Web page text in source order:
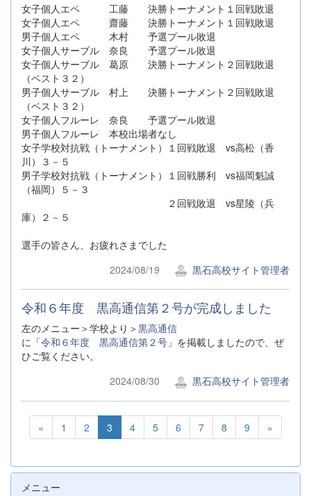
女子個人エペ 工藤 決勝トーナメント１回戦敗退
女子個人エペ 齋藤 決勝トーナメント１回戦敗退
男子個人エペ 木村 予選プール敗退
女子個人サーブル 奈良 予選プール敗退
女子個人サーブル 葛原 決勝トーナメント２回戦敗退
（ベスト３２）
男子個人サーブル 村上 決勝トーナメント２回戦敗退
（ベスト３２）
女子個人フルーレ 奈良 予選プール敗退
男子個人フルーレ 本校出場者なし
女子学校対抗戦（トーナメント）１回戦敗退 vs高松（香
川）３－５
男子学校対抗戦（トーナメント）１回戦勝利 vs福岡魁誠
（福岡）５－３
２回戦敗退 vs星陵（兵
庫）２－５
選手の皆さん、お疲れさまでした
2024/08/19
黒石高校サイト管理者
令和６年度 黒高通信第２号が完成しました
左のメニュー＞学校より＞黒高通信
に「令和６年度 黒高通信第２号 」を掲載しましたので、ぜ
ひご覧ください。
2024/08/30
黒石高校サイト管理者
« 1 2 3 4 5 6 7 8 9 »
メニュー